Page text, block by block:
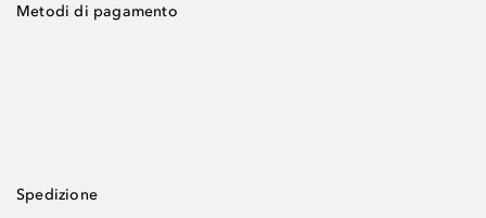
Metodi di pagamento
Spedizione